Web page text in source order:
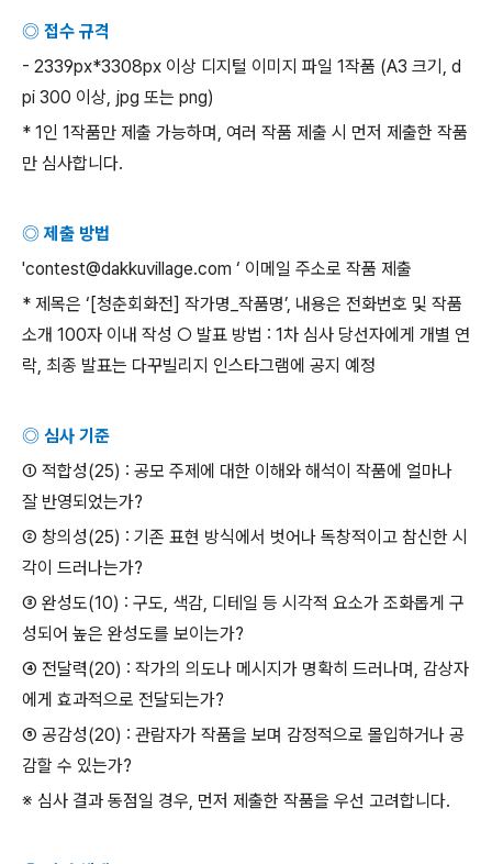
◎ 접수 규격
- 2339px*3308px 이상 디지털 이미지 파일 1작품 (A3 크기 , d
pi 300 이상, jpg 또는 png)
* 1인 1작품만 제출 가능하며, 여러 작품 제출 시 먼저 제출한 작품
만 심사합니다.
◎ 제출 방법
'contest@dakkuvillage.com ‘ 이메일 주소로 작품 제출
* 제목은 ‘[청춘회화전] 작가명 작품명’, 내용은 전화번호 및 작품
소개 100자 이내 작성 ○ 발표 방법 : 1차 심사 당선자에게 개별 연
락, 최종 발표는 다꾸빌리지 인스타그램에 공지 예정
◎ 심사 기준
① 적합성(25) : 공모 주제에 대한 이해와 해석이 작품에 얼마나
잘 반영되었는가?
② 창의성(25) : 기존 표현 방식에서 벗어나 독창적이고 참신한 시
각이 드러나는가?
③ 완성도(10) : 구도, 색감, 디테일 등 시각적 요소가 조화롭게 구
성되어 높은 완성도를 보이는가?
④ 전달력(20) : 작가의 의도나 메시지가 명확히 드러나며, 감상자
에게 효과적으로 전달되는가?
⑤ 공감성(20) : 관람자가 작품을 보며 감정적으로 몰입하거나 공
감할 수 있는가?
※ 심사 결과 동점일 경우, 먼저 제출한 작품을 우선 고려합니다.